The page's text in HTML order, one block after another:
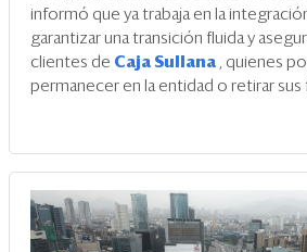
informó que ya trabaja en la
garantizar una transición fluida y
clientes de Caja Sullana
, quienes
permanecer en la entidad o retirar sus